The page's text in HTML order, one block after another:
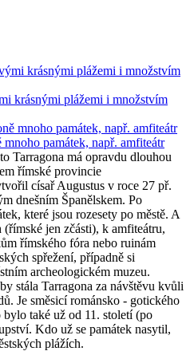
krásnými plážemi i množstvím
památek, např. amfiteátr
Tarragona má opravdu dlouhou
římské provincie
císař Augustus v roce 27 př.
dnešním Španělskem. Po
které jsou rozesety po městě. A
jen zčásti), k amfiteátru,
římského fóra nebo ruinám
spřežení, případně si
archeologickém muzeu.
stála Tarragona za návštěvu kvůli
Je směsicí románsko - gotického
také už od 11. století (po
Kdo už se památek nasytil,
plážích.